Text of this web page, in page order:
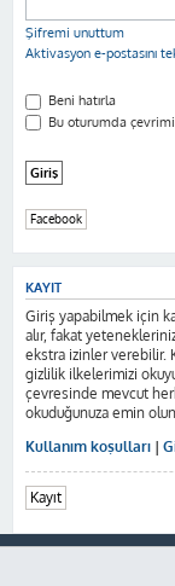
Şifremi unuttum
Aktivasyon e-postasını
Beni hatırla
Bu oturumda
Facebook
KAYIT
Giriş yapabilmek için
alır, fakat
ekstra izinler verebilir.
gizlilik ilkelerimizi
çevresinde mevcut
okuduğunuza emin olun.
Kullanım koşulları |
Kayıt